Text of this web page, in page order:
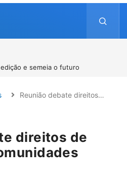
e semeia o futuro por meio da
Reunião debate direitos…
direitos de